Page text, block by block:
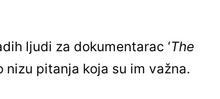
ljudi za dokumentarac ‘The
nizu pitanja koja su im važna.